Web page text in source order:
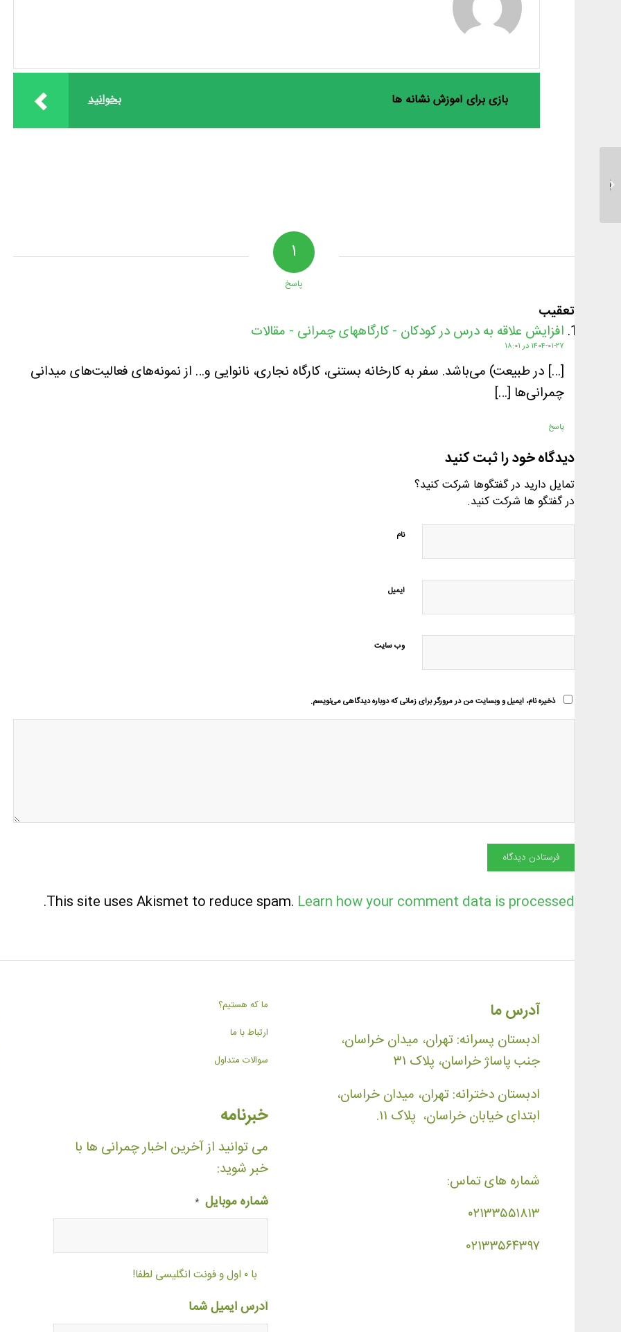
بخوانید بازی برای آموزش نشانه ها
۱
پاسخ
تعقیب
افزایش علاقه به درس در کودکان - کارگاههای چمرانی - مقالات
۱۴۰۴-۰۱-۲۷ در ۱۸:۰۱
[…] در طبیعت) می‌باشد. سفر به کارخانه بستنی، کارگاه نجاری، نانوایی و… از نمونه‌های فعالیت‌های میدانی
چمرانی‌ها […]
پاسخ
دیدگاه خود را ثبت کنید
تمایل دارید در گفتگوها شرکت کنید؟
در گفتگو ها شرکت کنید.
نام
ایمیل
وب‌ سایت
ذخیره نام، ایمیل و وبسایت من در مرورگر برای زمانی که دوباره دیدگاهی می‌نویسم.
This site uses Akismet to reduce spam. Learn how your comment data is processed
.
آدرس ما
ادبستان پسرانه: تهران، میدان خراسان،
جنب پاساژ خراسان، پلاک ۳۱
ادبستان دخترانه: تهران، میدان خراسان،
ابتدای خیابان خراسان، پلاک ۱۱.
شماره های تماس:
۰۲۱۳۳۵۵۱۸۱۳
۰۲۱۳۳۵۶۴۳۹۷
ما که هستیم؟
ارتباط با ما
سوالات متداول
خبرنامه
می توانید از آخرین اخبار چمرانی ها با
خبر شوید:
شماره موبایل *
با ۰ اول و فونت انگلیسی لطفا!
آدرس ایمیل شما